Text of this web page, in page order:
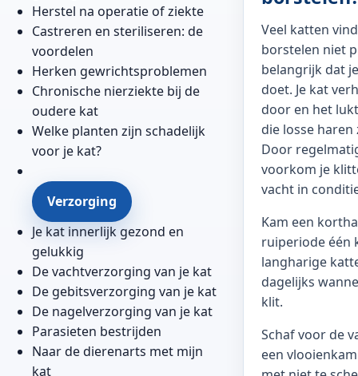
Herstel na operatie of ziekte
Castreren en steriliseren: de
voordelen
Herken gewrichtsproblemen
Chronische nierziekte bij de
oudere kat
Welke planten zijn schadelijk
voor je kat?
Verzorging
Je kat innerlijk gezond en
gelukkig
De vachtverzorging van je kat
De gebitsverzorging van je kat
De nagelverzorging van je kat
Parasieten bestrijden
Naar de dierenarts met mijn
kat
Veel katten
borstelen niet
belangrijk dat
doet. Je kat
door en het
die losse
Door
voorkom je
vacht in
Kam een
ruiperiode één
langharige
dagelijks
klit.
Schaf voor de
een